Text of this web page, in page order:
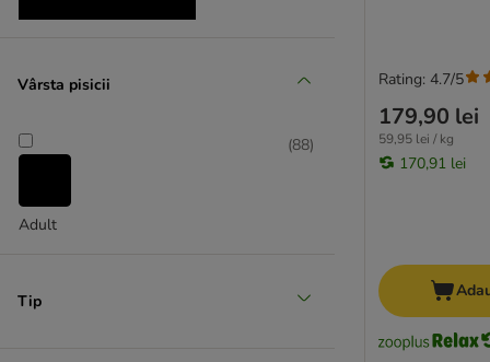
Vârsta pisicii
Adult
(88)
Tip
179,90 lei
59,95 lei / kg
170,91 lei
Rating: 4.7/5